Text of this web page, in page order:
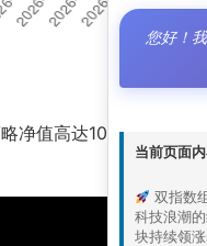
值高达10.1，而基准净
您好！
当前页面内
双指数
科技浪潮
块持续领